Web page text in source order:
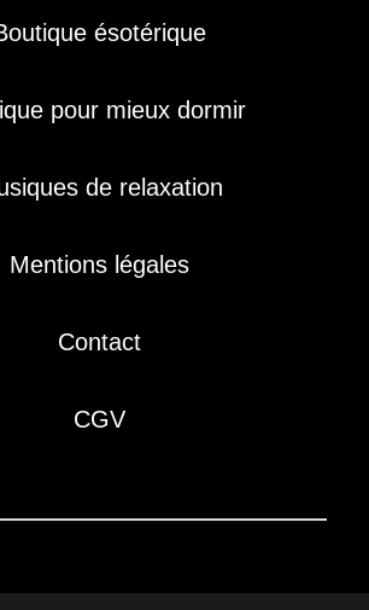
ésotérique
pour mieux dormir
de relaxation
Mentions légales
Contact
CGV